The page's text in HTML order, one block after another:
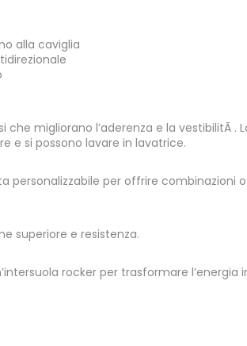
alla caviglia
migliorano l’aderenza e la vestibilitÃ .
e si possono lavare in lavatrice.
personalizzabile per offrire
superiore e resistenza.
rocker per trasformare l’energia